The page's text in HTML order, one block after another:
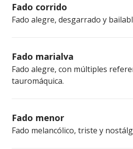
Fado corrido
Fado alegre, desgarrado y
Fado marialva
Fado alegre, con múltiples
tauromáquica.
Fado menor
Fado melancólico, triste y